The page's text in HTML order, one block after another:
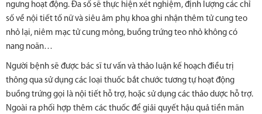
ngưng hoạt động. Đa số sẽ thực hiện xét nghiệm, định lượng các chỉ
số về nội tiết tố nữ và siêu âm phụ khoa ghi nhận thêm tử cung teo
nhỏ lại, niêm mạc tử cung mỏng, buồng trứng teo nhỏ không có
nang noãn…
Người bệnh sẽ được bác sĩ tư vấn và thảo luận kế hoạch điều trị
thông qua sử dụng các loại thuốc bắt chước tương tự hoạt động
buồng trứng gọi là nội tiết hỗ trợ, hoặc sử dụng các thảo dược hỗ trợ.
Ngoài ra phối hợp thêm các thuốc để giải quyết hậu quả tiền mãn